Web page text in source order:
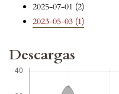
2025-07-01 (2)
2023-05-03 (1)
Descargas